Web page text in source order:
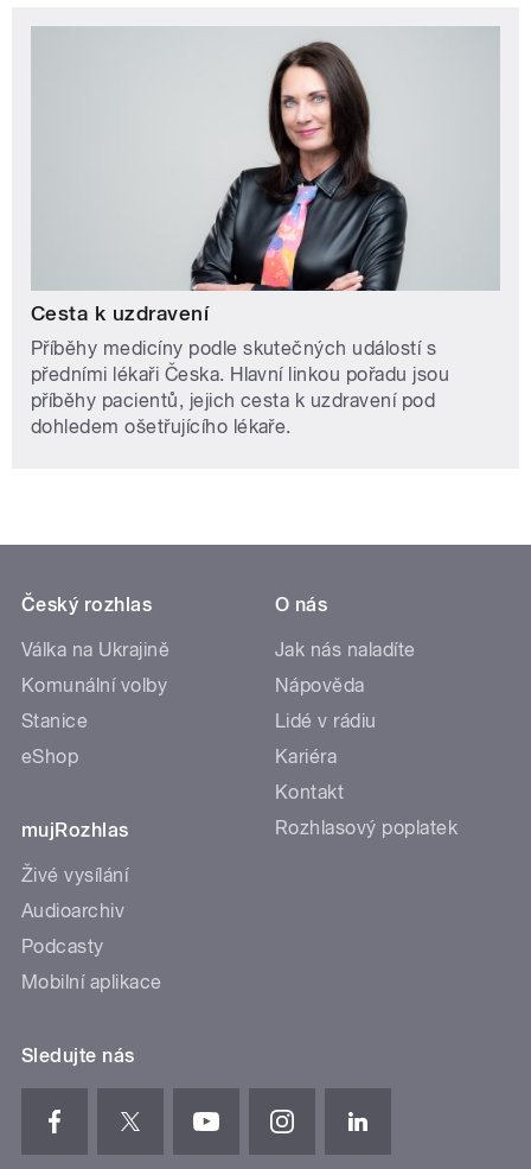
Cesta k uzdravení
Příběhy medicíny podle skutečných událostí s
předními lékaři Česka. Hlavní linkou pořadu jsou
příběhy pacientů, jejich cesta k uzdravení pod
dohledem ošetřujícího lékaře.
Český rozhlas
Válka na Ukrajině
Komunální volby
Stanice
eShop
mujRozhlas
Živé vysílání
Audioarchiv
Podcasty
Mobilní aplikace
O nás
Jak nás naladíte
Nápověda
Lidé v rádiu
Kariéra
Kontakt
Rozhlasový poplatek
Sledujte nás